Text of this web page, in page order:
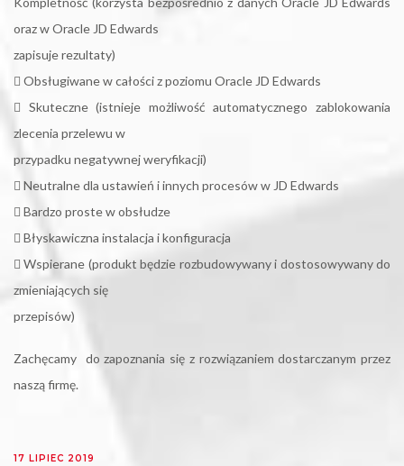
oraz w Oracle JD Edwards
zapisuje rezultaty)
 Obsługiwane w całości z poziomu Oracle JD Edwards
 Skuteczne (istnieje możliwość automatycznego zablokowania
zlecenia przelewu w
przypadku negatywnej weryfikacji)
 Neutralne dla ustawień i innych procesów w JD Edwards
 Bardzo proste w obsłudze
 Błyskawiczna instalacja i konfiguracja
 Wspierane (produkt będzie rozbudowywany i dostosowywany do
zmieniających się
przepisów)
Zachęcamy do zapoznania się z rozwiązaniem dostarczanym przez
naszą firmę.
17 LIPIEC 2019